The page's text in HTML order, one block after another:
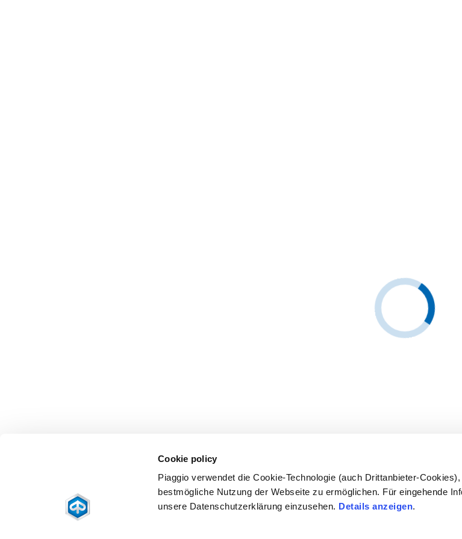
Cookie policy
Piaggio verwendet die Cookie-Technologie (auch Drittanbieter-
bestmögliche Nutzung der Webseite zu ermöglichen. Für eingehende
unsere Datenschutzerklärung einzusehen. Details anzeigen.